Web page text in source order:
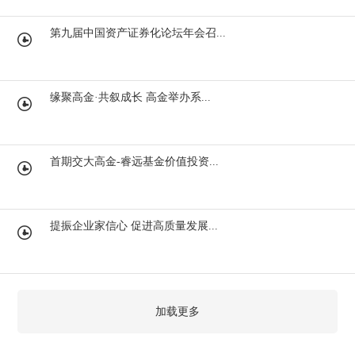
第九届中国资产证券化论坛年会召...
缘聚高金·共叙成长 高金举办系...
首期交大高金-睿远基金价值投资...
提振企业家信心 促进高质量发展...
加载更多